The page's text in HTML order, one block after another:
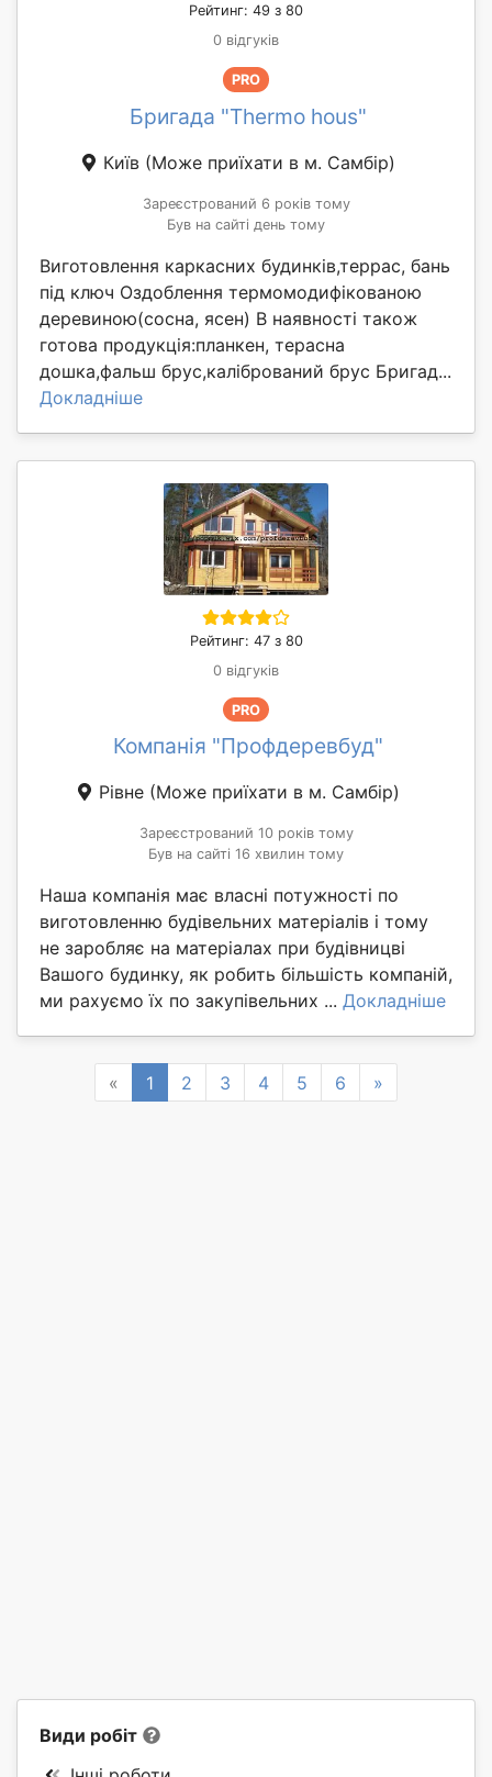
Рейтинг: 49 з 80
0 відгуків
PRO
Бригада "Thermo hous"
Київ (Може приїхати в м. Самбір)
Зареєстрований 6 років тому
Був на сайті день тому
Виготовлення каркасних будинків,террас, бань
під ключ Оздоблення термомодифікованою
деревиною(сосна, ясен) В наявності також
готова продукція:планкен, терасна
дошка,фальш брус,калібрований брус Бригад...
Докладніше
Рейтинг: 47 з 80
0 відгуків
PRO
Компанія "Профдеревбуд"
Рівне (Може приїхати в м. Самбір)
Зареєстрований 10 років тому
Був на сайті 16 хвилин тому
Наша компанія має власні потужності по
виготовленню будівельних матеріалів і тому
не заробляє на матеріалах при будівницві
Вашого будинку, як робить більшість компаній,
ми рахуємо їх по закупівельних ... Докладніше
« Previous
1 2 3 4 5 6 »
Види робіт